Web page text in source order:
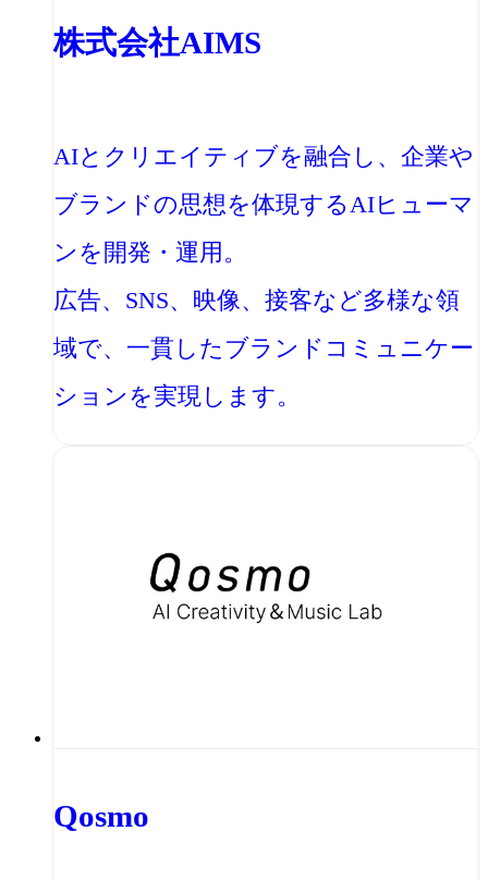
株式会社AIMS
AIとクリエイティブを融合し、企業や
ブランドの思想を体現するAIヒューマ
ンを開発・運用。
広告、SNS、映像、接客など多様な領
域で、一貫したブランドコミュニケー
ションを実現します。
Qosmo